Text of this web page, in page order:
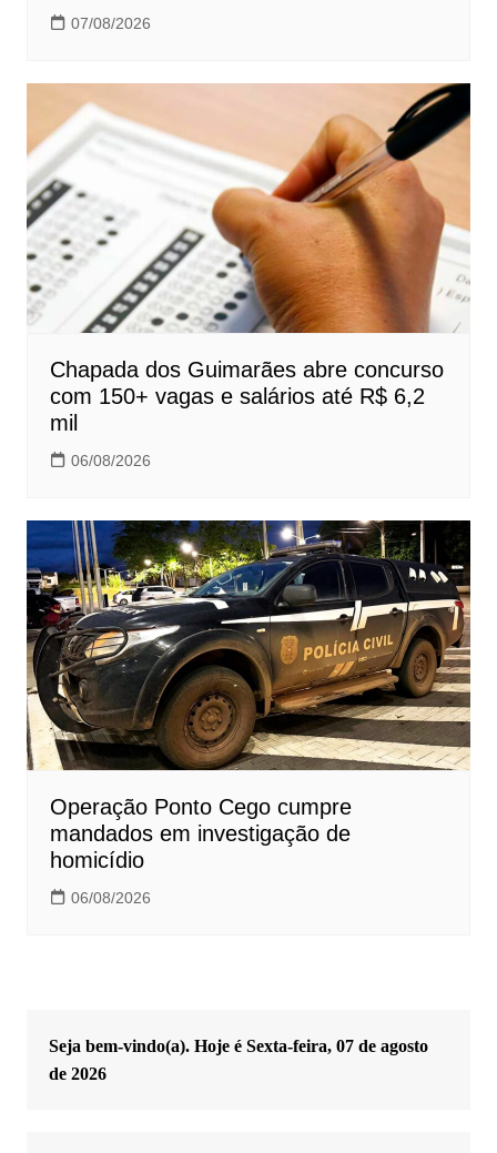
07/08/2026
Chapada dos Guimarães abre concurso
com 150+ vagas e salários até R$ 6,2
mil
06/08/2026
Operação Ponto Cego cumpre
mandados em investigação de
homicídio
06/08/2026
Seja bem-vindo(a). Hoje é Sexta-feira, 07 de agosto
de 2026